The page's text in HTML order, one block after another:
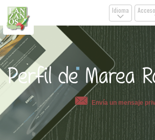
Idioma
.
Perfil de Marea
Envía un mensaje